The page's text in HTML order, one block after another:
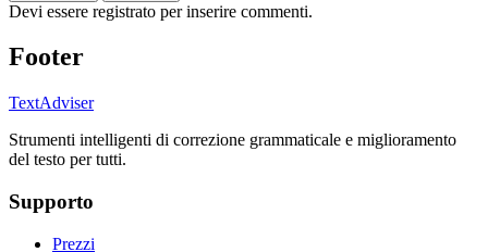
Devi essere registrato per inserire commenti.
Footer
TextAdviser
Strumenti intelligenti di correzione grammaticale e miglioramento
del testo per tutti.
Supporto
Prezzi